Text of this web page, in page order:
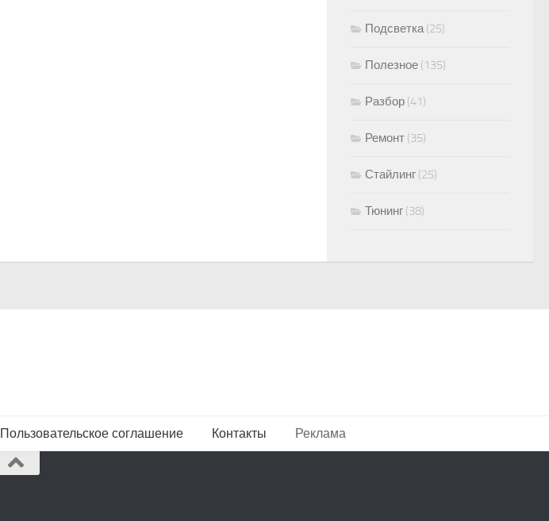
Подсветка(25)
Полезное (135)
Разбор (41)
Ремонт (35)
Стайлинг (25)
Тюнинг (38)
Пользовательское соглашение Контакты Реклама